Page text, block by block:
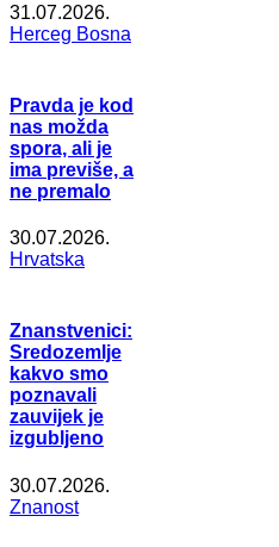
31.07.2026.
Herceg Bosna
Pravda je kod
nas možda
spora, ali je
ima previše, a
ne premalo
30.07.2026.
Hrvatska
Znanstvenici:
Sredozemlje
kakvo smo
poznavali
zauvijek je
izgubljeno
30.07.2026.
Znanost